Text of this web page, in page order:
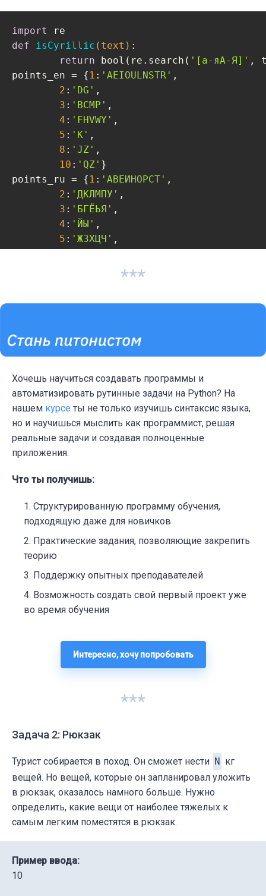
import
def
isCyrillic (text) :
return bool(re.search( '[а-яА-Я]' ,
points_en = { 1 : 'AEIOULNSTR' ,
2 : 'DG' ,
3 : 'BCMP' ,
4 : 'FHVWY' ,
5 : 'K' ,
8 : 'JZ' ,
10 : 'QZ' }
points_ru = { 1 : 'АВЕИНОРСТ' ,
2 : 'ДКЛМПУ' ,
3 : 'БГЁЬЯ' ,
4 : 'ЙЫ' ,
5 : 'ЖЗХЦЧ' ,
	print(sum([k
for
***
Хочешь научиться создавать программы и
автоматизировать рутинные задачи на Python? На
нашем курсе ты не только изучишь синтаксис языка,
но и научишься мыслить как программист, решая
реальные задачи и создавая полноценные
приложения.
Что ты получишь:
Структурированную программу обучения,
подходящую даже для новичков
Практические задания, позволяющие закрепить
теорию
Поддержку опытных преподавателей
Возможность создать свой первый проект уже
во время обучения
Интересно, хочу попробовать
***
Задача 2: Рюкзак
Турист собирается в поход. Он сможет нести N кг
вещей. Но вещей, которые он запланировал уложить
в рюкзак, оказалось намного больше. Нужно
определить, какие вещи от наиболее тяжелых к
самым легким поместятся в рюкзак.
Пример ввода:
10